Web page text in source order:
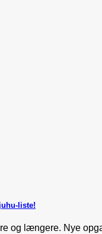
liste!
og længere. Nye